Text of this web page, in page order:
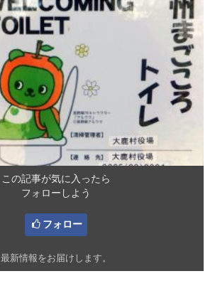
この記事が気に入ったら
フォローしよう
フォロー
最新情報をお届けします。